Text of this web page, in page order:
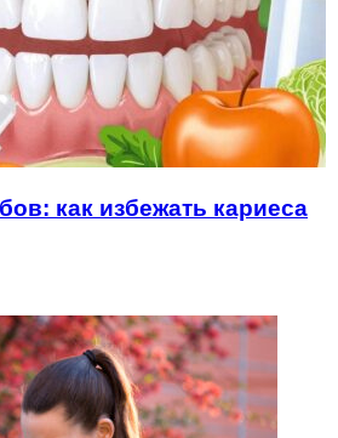
как избежать кариеса